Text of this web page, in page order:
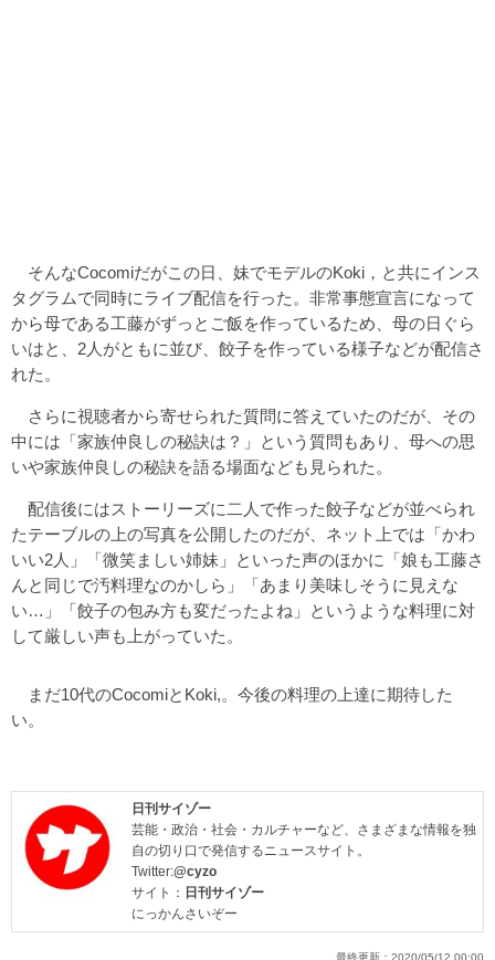
そんなCocomiだがこの日、妹でモデルのKoki，と共にインス
タグラムで同時にライブ配信を行った。非常事態宣言になって
から母である工藤がずっとご飯を作っているため、母の日ぐら
いはと、2人がともに並び、餃子を作っている様子などが配信さ
れた。
さらに視聴者から寄せられた質問に答えていたのだが、その
中には「家族仲良しの秘訣は？」という質問もあり、母への思
いや家族仲良しの秘訣を語る場面なども見られた。
配信後にはストーリーズに二人で作った餃子などが並べられ
たテーブルの上の写真を公開したのだが、ネット上では「かわ
いい2人」「微笑ましい姉妹」といった声のほかに「娘も工藤さ
んと同じで汚料理なのかしら」「あまり美味しそうに見えな
い…」「餃子の包み方も変だったよね」というような料理に対
して厳しい声も上がっていた。
まだ10代のCocomiとKoki,。今後の料理の上達に期待した
い。
日刊サイゾー
芸能・政治・社会・カルチャーなど、さまざまな情報を独
自の切り口で発信するニュースサイト。
Twitter:@cyzo
サイト： 日刊サイゾー
にっかんさいぞー
最終更新： 2020/05/12 00:00